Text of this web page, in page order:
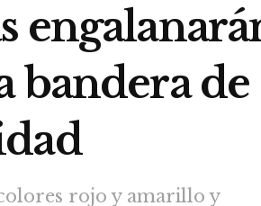
bandera de
rojo y amarillo y